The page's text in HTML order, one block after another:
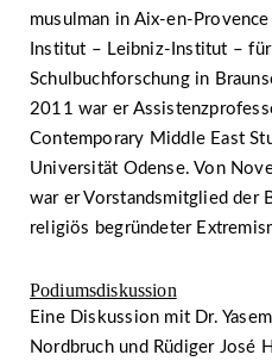
musulman in Aix-en-
Institut – Leibniz-Institut –
Schulbuchforschung in
2011 war er
Contemporary Middle East
Universität Odense. Von
war er Vorstandsmitglied der
religiös begründeter
Podiumsdiskussion
Eine Diskussion mit Dr.
Nordbruch und Rüdiger José